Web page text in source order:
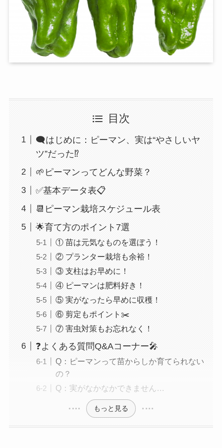
目次
🗨️はじめに：ピーマン、実は“やさしいヤ
ツ”だった⁉️
🌱ピーマンってどんな野菜？
✅基本データ表📋
📆ピーマン栽培スケジュール表
🌟育て方のポイント7選
① 苗は元気なものを選ぼう！
② プランター栽培も余裕！
③ 支柱はお早めに！
④ ピーマンは肥料好き！
⑤ 実がなったら早めに収穫！
⑥ 剪定もポイント✂️
⑦ 害虫対策もお忘れなく！
❓よくある質問Q&Aコーナー🎤
Q：ピーマンって苗からしか育てられない
の？
Q：実がなかなかできません…
もっと見る